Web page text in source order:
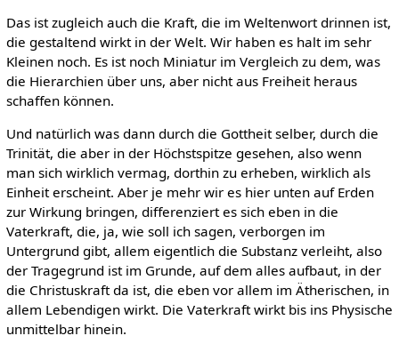
Das ist zugleich auch die Kraft, die im Weltenwort drinnen ist,
die gestaltend wirkt in der Welt. Wir haben es halt im sehr
Kleinen noch. Es ist noch Miniatur im Vergleich zu dem, was
die Hierarchien über uns, aber nicht aus Freiheit heraus
schaffen können.
Und natürlich was dann durch die Gottheit selber, durch die
Trinität, die aber in der Höchstspitze gesehen, also wenn
man sich wirklich vermag, dorthin zu erheben, wirklich als
Einheit erscheint. Aber je mehr wir es hier unten auf Erden
zur Wirkung bringen, differenziert es sich eben in die
Vaterkraft, die, ja, wie soll ich sagen, verborgen im
Untergrund gibt, allem eigentlich die Substanz verleiht, also
der Tragegrund ist im Grunde, auf dem alles aufbaut, in der
die Christuskraft da ist, die eben vor allem im Ätherischen, in
allem Lebendigen wirkt. Die Vaterkraft wirkt bis ins Physische
unmittelbar hinein.